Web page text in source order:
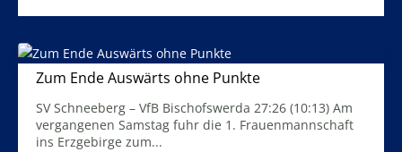
Zum Ende Auswärts ohne Punkte
SV Schneeberg – VfB Bischofswerda 27:26 (10:13) Am
vergangenen Samstag fuhr die 1. Frauenmannschaft
ins Erzgebirge zum...